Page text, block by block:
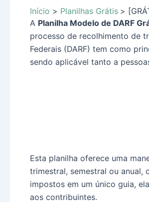
Início Planilhas Grátis
A Planilha Modelo de DARF
processo de recolhimento de
Federais (DARF) tem como
sendo aplicável tanto a
Esta planilha oferece uma
trimestral, semestral ou
impostos em um único guia,
aos contribuintes.